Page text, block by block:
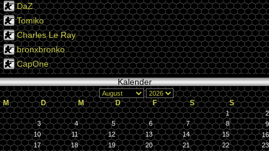
DaZ
Tomiko
Charles Le Ray
bronxbronko
CapOne
Kalender
M D M D F S S
1
2
3
4 5 6 7 8
9
10
11 12 13 14 15
16
17
18 19 20 21 22 23